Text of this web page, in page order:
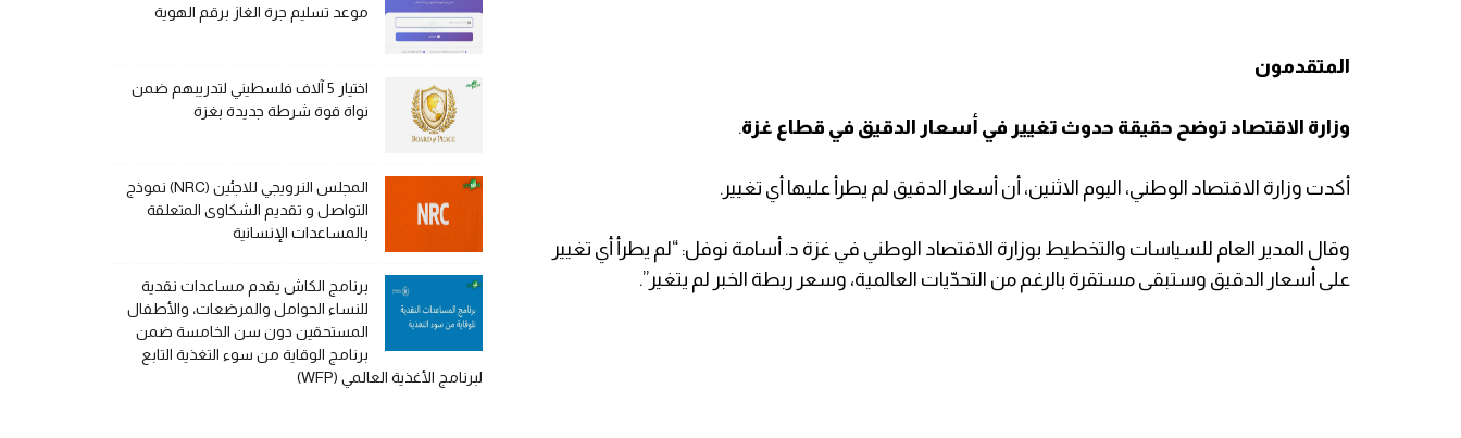
المتقدمون
وزارة الاقتصاد توضح حقيقة حدوث تغيير في أسعار الدقيق في قطاع غزة.
أكدت وزارة الاقتصاد الوطني، اليوم الاثنين، أن أسعار الدقيق لم يطرأ عليها أي تغيير.
وقال المدير العام للسياسات والتخطيط بوزارة الاقتصاد الوطني في غزة د. أسامة نوفل: “لم يطرأ أي تغيير
على أسعار الدقيق وستبقى مستقرة بالرغم من التحدّيات العالمية، وسعر ربطة الخبر لم يتغير”.
موعد تسليم جرة الغاز برقم الهوية
اختيار 5 آلاف فلسطيني لتدريبهم ضمن
نواة قوة شرطة جديدة بغزة
المجلس النرويجي للاجئين (NRC) نموذج
التواصل و تقديم الشكاوى المتعلقة
بالمساعدات الإنسانية
برنامج الكاش يقدم مساعدات نقدية
للنساء الحوامل والمرضعات، والأطفال
المستحقين دون سن الخامسة ضمن
برنامج الوقاية من سوء التغذية التابع
لبرنامج الأغذية العالمي (WFP)